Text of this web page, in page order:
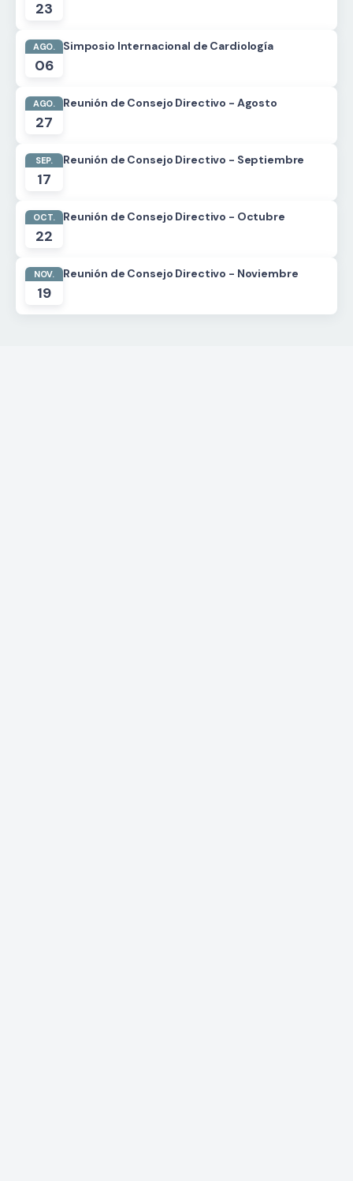
23
AGO.
06
Simposio Internacional de Cardiología
AGO.
27
Reunión de Consejo Directivo - Agosto
SEP.
17
Reunión de Consejo Directivo - Septiembre
OCT.
22
Reunión de Consejo Directivo - Octubre
NOV.
19
Reunión de Consejo Directivo - Noviembre